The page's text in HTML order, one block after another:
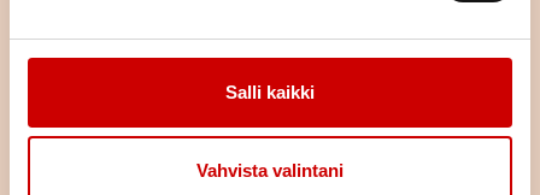
Salli kaikki
Vahvista valintani